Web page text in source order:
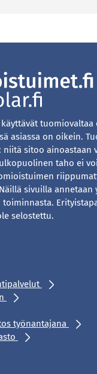
tuomiovaltaa
asiassa on oikein.
sitoo ainoastaan
taho ei
sivuilla annetaan
selostettu.
työnantajana